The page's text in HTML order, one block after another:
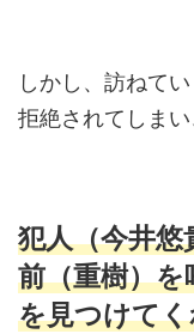
しかし、訪ねて
拒絶されてしまい
犯人（今井
前（重樹）
を見つけて